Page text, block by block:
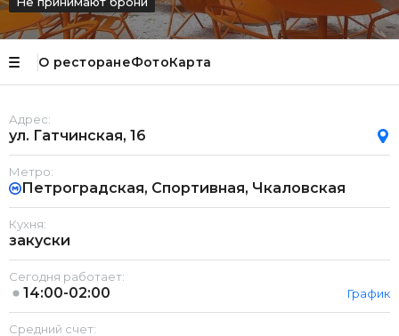
О ресторанеФотоКарта
Адрес:
ул. Гатчинская, 16
Метро:
Петроградская, Спортивная, Чкаловская
Кухня:
закуски
Сегодня работает:
14:00-02:00 График
Средний счет: